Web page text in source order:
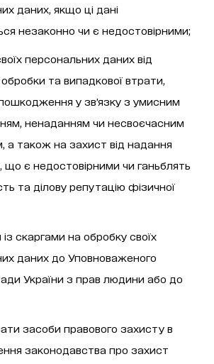
даних, якщо ці дані
незаконно чи є недостовірними;
персональних даних від
та випадкової втрати,
у зв’язку з умисним
ненаданням чи несвоєчасним
а також на захист від надання
що є недостовірними чи ганьблять
та ділову репутацію фізичної
скаргами на обробку своїх
даних до Уповноваженого
України з прав людини або до
засоби правового захисту в
законодавства про захист